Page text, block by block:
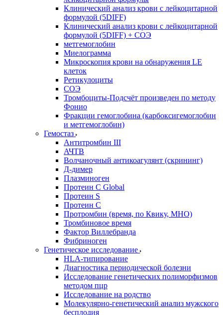
Клинический анализ крови с лейкоцитарной
формулой (5DIFF)
Клинический анализ крови с лейкоцитарной
формулой (5DIFF) + СОЭ
метгемоглобин
Миелограмма
Микроскопия крови на обнаружения LE
клеток
Ретикулоциты
СОЭ
Тромбоциты-Подсчёт произведен по методу
Фонио
Фракции гемоглобина (карбоксигемоглобин
и метгемоглобин)
Гемостаз
Антитромбин III
АЧТВ
Волчаночный антикоагулянт (скрининг)
Д-димер
Плазминоген
Протеин C Global
Протеин S
Протеин С
Протромбин (время, по Квику, МНО)
Тромбиновое время
Фактор Виллебранда
Фибриноген
Генетическое исследование
HLA-типирование
Диагностика периодической болезни
Исследование генетических полиморфизмов
методом пцр
Исследование на родство
Молекулярно-генетический анализ мужского
бесплодия